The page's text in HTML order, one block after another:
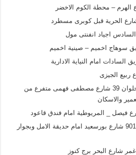
الحرية قبل كوبرى مسطرد
امام النياية الادارية
رنين فرع حلوان : محطة حلوان 39 شارع مصطفى فهمى متفرع من
والاسكان
رنين فرع شارع بورسعيد :901 شارع بورسعيد امام حديقة الامل وبجوار
شارع البحر برج كنوز